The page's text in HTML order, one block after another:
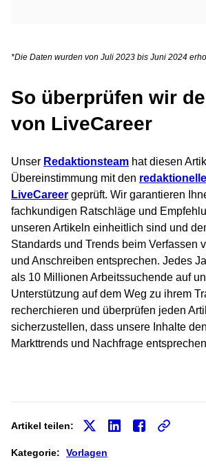
*Die Daten wurden von Juli 2023 bis Juni 2024
So überprüfen wir
von LiveCareer
Unser Redaktionsteam hat diesen
Übereinstimmung mit den
LiveCareer geprüft. Wir garantieren
fachkundigen Ratschläge und
unseren Artikeln einheitlich sind und
Standards und Trends beim Verfassen
und Anschreiben entsprechen. Jedes
als 10 Millionen Arbeitssuchende auf
Unterstützung auf dem Weg zu ihrem
recherchieren und überprüfen jeden
sicherzustellen, dass unsere Inhalte
Markttrends und Nachfrage
Artikel teilen:
Kategorie: Vorlagen